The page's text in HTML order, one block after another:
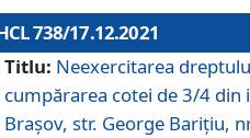
738/17.12.2021
Titlu: Neexercitarea
cumpărarea cotei de 3/4
Braşov, str. George Barițiu,